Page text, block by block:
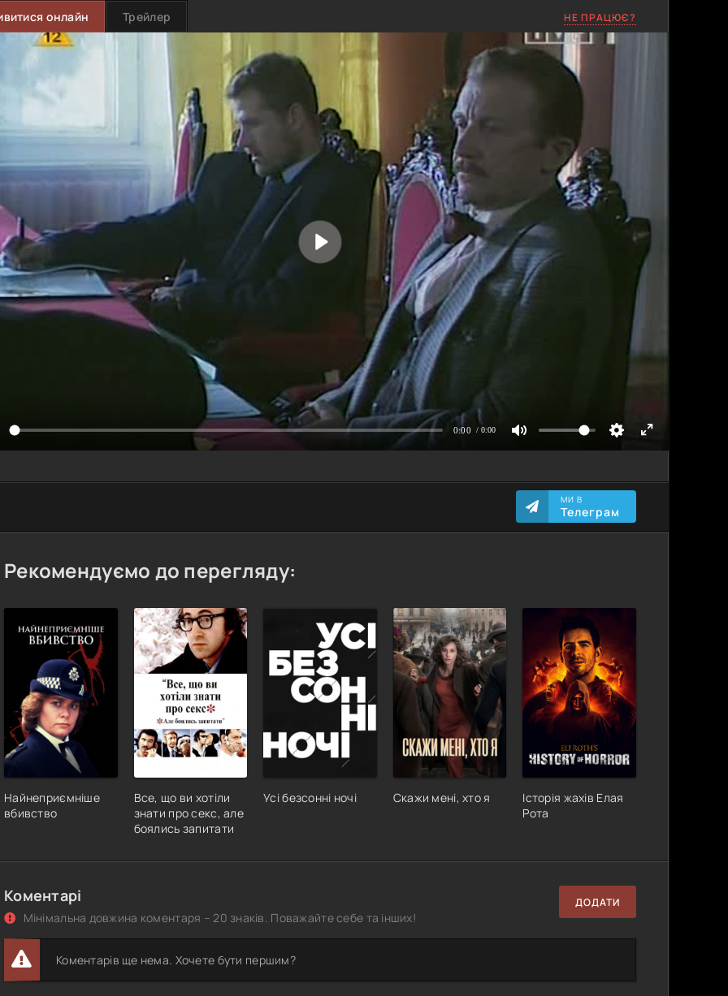
онлайн Трейлер НЕ ПРАЦЮЄ?
МИ В
Телеграм
Рекомендуємо до перегляду:
Найнеприємніше
вбивство
Все, що ви хотіли
знати про секс, але
боялись запитати
Усі безсонні ночі Скажи мені, хто я
Історія жахів Елая
Рота
Коментарі
Мінімальна довжина коментаря – 20 знаків. Поважайте себе та інших!
ДОДАТИ
Коментарів ще нема. Хочете бути першим?